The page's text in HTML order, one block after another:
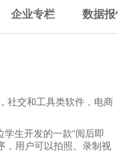
企业专栏 数据报告
社交和工具类软件，电商
生开发的一款“阅后即
，用户可以拍照、录制视